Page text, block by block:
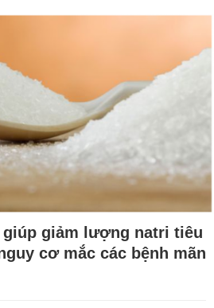
giảm lượng natri tiêu
cơ mắc các bệnh mãn